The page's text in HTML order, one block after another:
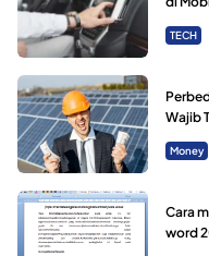
TECH
Wajib
Money
Cara
word